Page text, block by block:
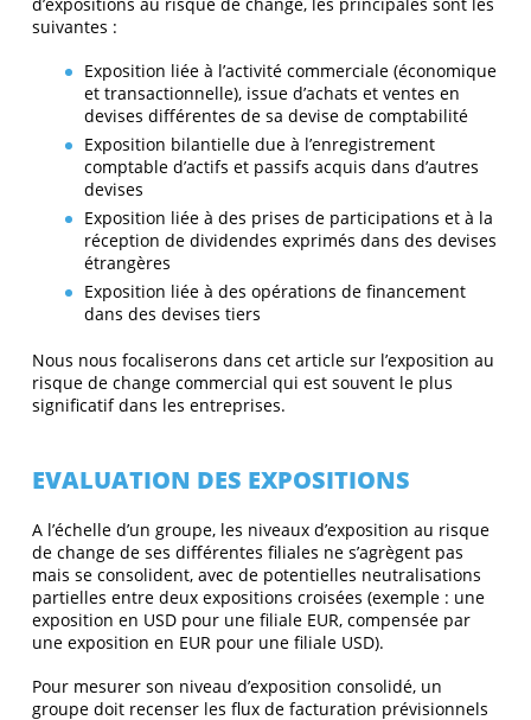
suivantes :
Exposition liée à l’activité commerciale (économique
et transactionnelle), issue d’achats et ventes en
devises différentes de sa devise de comptabilité
Exposition bilantielle due à l’enregistrement
comptable d’actifs et passifs acquis dans d’autres
devises
Exposition liée à des prises de participations et à la
réception de dividendes exprimés dans des devises
étrangères
Exposition liée à des opérations de financement
dans des devises tiers
Nous nous focaliserons dans cet article sur l’exposition au
risque de change commercial qui est souvent le plus
significatif dans les entreprises.
EVALUATION DES EXPOSITIONS
A l’échelle d’un groupe, les niveaux d’exposition au risque
de change de ses différentes filiales ne s’agrègent pas
mais se consolident, avec de potentielles neutralisations
partielles entre deux expositions croisées (exemple : une
exposition en USD pour une filiale EUR, compensée par
une exposition en EUR pour une filiale USD).
Pour mesurer son niveau d’exposition consolidé, un
groupe doit recenser les flux de facturation prévisionnels